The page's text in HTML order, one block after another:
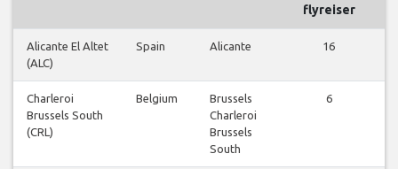
flyreiser
Alicante El Altet
(ALC)
Spain Alicante
16
Charleroi
Brussels South
(CRL)
Belgium
Brussels
Charleroi
Brussels
South
6